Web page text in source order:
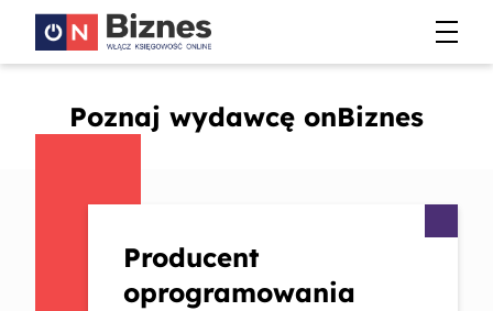
Poznaj wydawcę onBiznes
Producent
oprogramowania